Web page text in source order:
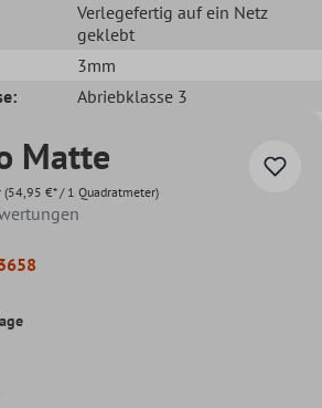
Verlegefertig auf ein Netz
geklebt
3mm
Abriebklasse 3
Matte
(54,95 €* / 1 Quadratmeter)
von 4.6 von 5 Sternen